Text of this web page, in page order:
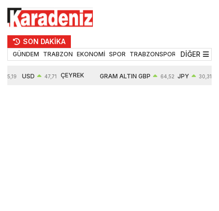
SON DAKİKA
GÜNDEM TRABZON EKONOMİ SPOR TRABZONSPOR TEKNOLOJİ
DİĞER
55,19 USD 47,71 ÇEYREK GRAM ALTIN GBP 64,52 JPY 30,31